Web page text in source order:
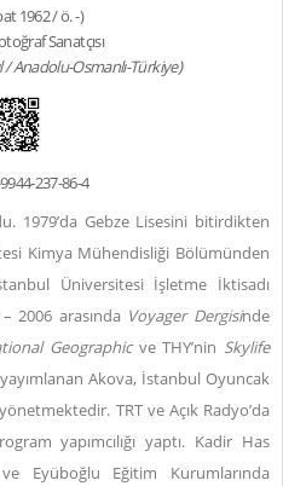
1962 / ö. -)
Sanatçısı
/ Anadolu-Osmanlı-Türkiye)
237-86-4
1979’da Gebze Lisesini bitirdikten
Kimya Mühendisliği Bölümünden
Üniversitesi İşletme İktisadı
2006 arasında Voyager Dergisinde
Geographicve THY’nin Skylife
Akova, İstanbul Oyuncak
TRT ve Açık Radyo’da
yapımcılığı yaptı. Kadir Has
Eyüboğlu Eğitim Kurumlarında